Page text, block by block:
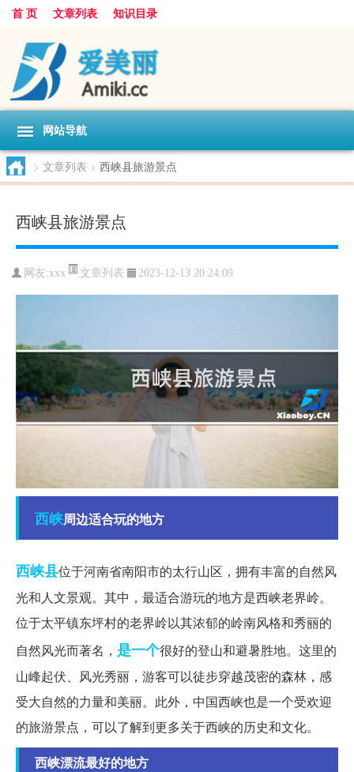
首 页 文章列表 知识目录
网站导航
> 文章列表 > 西峡县旅游景点
西峡县旅游景点
网友:xxx 文章列表 2023-12-13 20:24:09
西峡周边适合玩的地方
西峡县位于河南省南阳市的太行山区，拥有丰富的自然风
光和人文景观。其中，最适合游玩的地方是西峡老界岭。
位于太平镇东坪村的老界岭以其浓郁的岭南风格和秀丽的
自然风光而著名， 是一个很好的登山和避暑胜地。这里的
山峰起伏、风光秀丽，游客可以徒步穿越茂密的森林，感
受大自然的力量和美丽。此外，中国西峡也是一个受欢迎
的旅游景点，可以了解到更多关于西峡的历史和文化。
西峡漂流最好的地方